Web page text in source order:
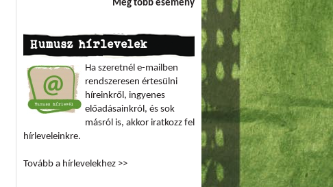
Még több esemény
Humusz hírlevelek
Ha szeretnél e-mailben
rendszeresen értesülni
híreinkről, ingyenes
előadásainkról, és sok
másról is, akkor iratkozz fel
hírleveleinkre.
Tovább a hírlevelekhez >>